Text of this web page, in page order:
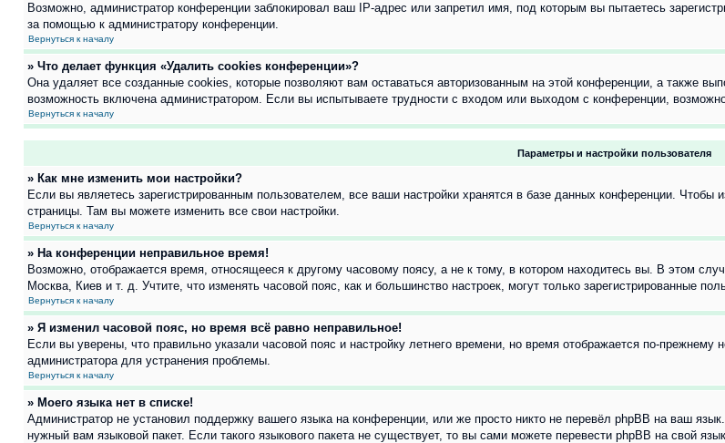
Возможно, администратор конференции заблокировал ваш IP-адрес или запретил имя, под которым вы пытаетесь
за помощью к администратору конференции.
Вернуться к началу
» Что делает функция «Удалить cookies конференции»?
Она удаляет все созданные cookies, которые позволяют вам оставаться авторизованным на этой конференции, а также
возможность включена администратором. Если вы испытываете трудности с входом или выходом с конференции,
Вернуться к началу
Параметры и настройки пользователя
» Как мне изменить мои настройки?
Если вы являетесь зарегистрированным пользователем, все ваши настройки хранятся в базе данных конференции. Чтобы
страницы. Там вы можете изменить все свои настройки.
Вернуться к началу
» На конференции неправильное время!
Возможно, отображается время, относящееся к другому часовому поясу, а не к тому, в котором находитесь вы. В этом
Москва, Киев и т. д. Учтите, что изменять часовой пояс, как и большинство настроек, могут только зарегистрированные
Вернуться к началу
» Я изменил часовой пояс, но время всё равно неправильное!
Если вы уверены, что правильно указали часовой пояс и настройку летнего времени, но время отображается по-прежнему
администратора для устранения проблемы.
Вернуться к началу
» Моего языка нет в списке!
Администратор не установил поддержку вашего языка на конференции, или же просто никто не перевёл phpBB на ваш
нужный вам языковой пакет. Если такого языкового пакета не существует, то вы сами можете перевести phpBB на свой